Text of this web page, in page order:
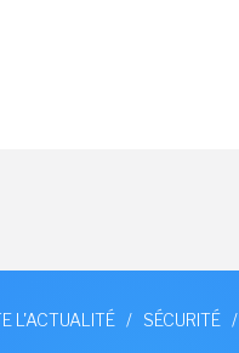
L'ACTUALITÉ / SÉCURITÉ /